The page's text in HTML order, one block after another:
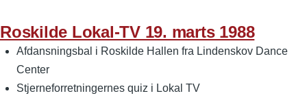
Roskilde Lokal-TV 19. marts 1988
Afdansningsbal i Roskilde Hallen fra Lindenskov Dance
Center
Stjerneforretningernes quiz i Lokal TV